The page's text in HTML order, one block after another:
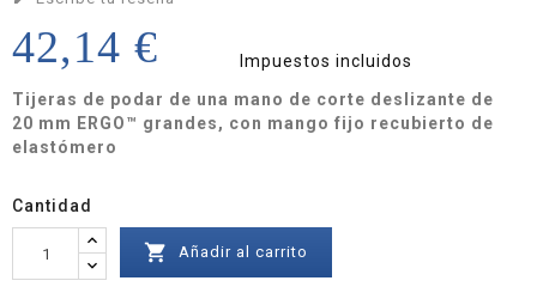
42,14 €
Impuestos incluidos
Tijeras de podar de una mano de corte deslizante de
20 mm ERGO™ grandes, con mango fijo recubierto de
elastómero
Cantidad
 Añadir al carrito